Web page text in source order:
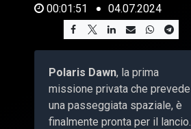
00:01:51 04.07.2024
Polaris Dawn, la prima
missione privata che prevede
una passeggiata spaziale, è
finalmente pronta per il lancio.